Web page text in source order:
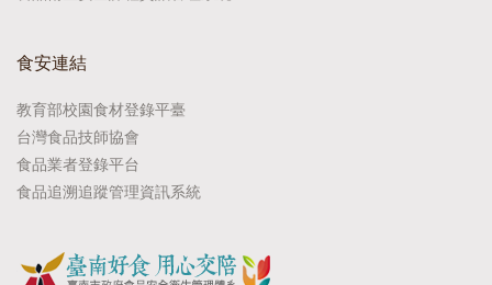
食安連結
教育部校園食材登錄平臺
台灣食品技師協會
食品業者登錄平台
食品追溯追蹤管理資訊系統